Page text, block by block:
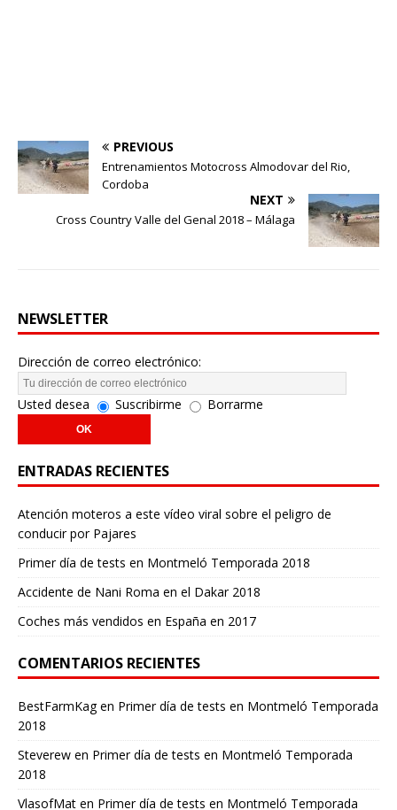
PREVIOUS
Entrenamientos Motocross Almodovar del Rio,
Cordoba
NEXT
Cross Country Valle del Genal 2018 – Málaga
NEWSLETTER
Dirección de correo electrónico:
Usted desea Suscribirme Borrarme
ENTRADAS RECIENTES
Atención moteros a este vídeo viral sobre el peligro de
conducir por Pajares
Primer día de tests en Montmeló Temporada 2018
Accidente de Nani Roma en el Dakar 2018
Coches más vendidos en España en 2017
COMENTARIOS RECIENTES
BestFarmKagen Primer día de tests en Montmeló Temporada
2018
Steverew en Primer día de tests en Montmeló Temporada
2018
VlasofMat en Primer día de tests en Montmeló Temporada